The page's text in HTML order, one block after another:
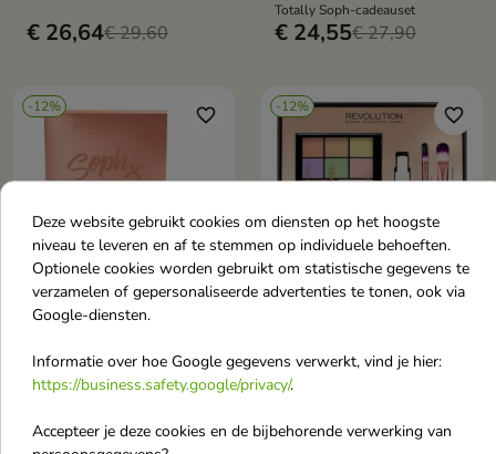
€ 26,64€ 29,60
Totally Soph-cadeauset
€ 24,55€ 27,90
-12%

favorite_border
Party Soph Collection
cadeauset: Palet van
make-upborstels
-12%

favorite_border
Christmas Amplified
Sculpt and Fix Kit:
oogschaduws, make-
Deze website gebruikt cookies om diensten op het hoogste
niveau te leveren en af te stemmen op individuele behoeften.
Optionele cookies worden gebruikt om statistische gegevens te
verzamelen of gepersonaliseerde advertenties te tonen, ook via
Google-diensten.
Informatie over hoe Google gegevens verwerkt, vind je hier:
https://business.safety.google/privacy/.
Accepteer je deze cookies en de bijbehorende verwerking van